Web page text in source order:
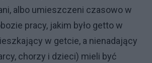
albo umieszczeni czasowo w
pracy, jakim było getto w
w getcie, a nienadający
chorzy i dzieci) mieli być